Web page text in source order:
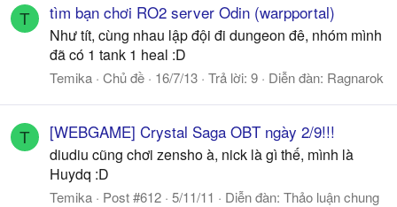
T tìm bạn chơi RO2 server Odin (warpportal)
Như tít, cùng nhau lập đội đi dungeon đê, nhóm mình
đã có 1 tank 1 heal :D
Temika Chủ đề 16/7/13 Trả lời: 9 Diễn đàn: Ragnarok
T [WEBGAME] Crystal Saga OBT ngày 2/9!!!
diudiu cũng chơi zensho à, nick là gì thế, mình là
Huydq :D
Temika Post #612 5/11/11 Diễn đàn: Thảo luận chung